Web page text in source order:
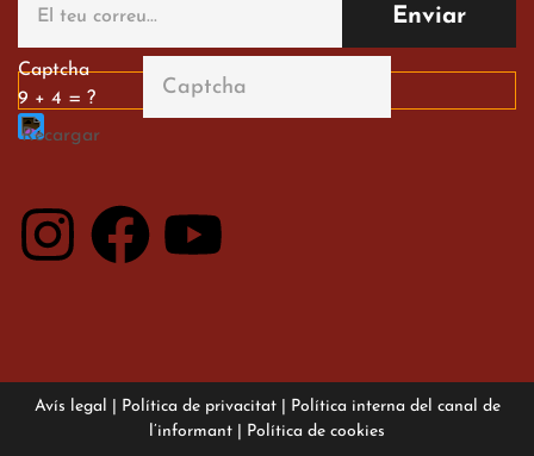
English Festival
13 de març de 2026
Captcha
9 + 4 = ?
Avís legal Política de privacitat| Política interna del canal de
l’informant
Política de cookies